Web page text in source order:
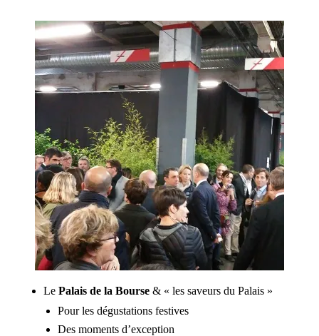
Le Palais de la Bourse & « les saveurs du Palais »
Pour les dégustations festives
Des moments d’exception